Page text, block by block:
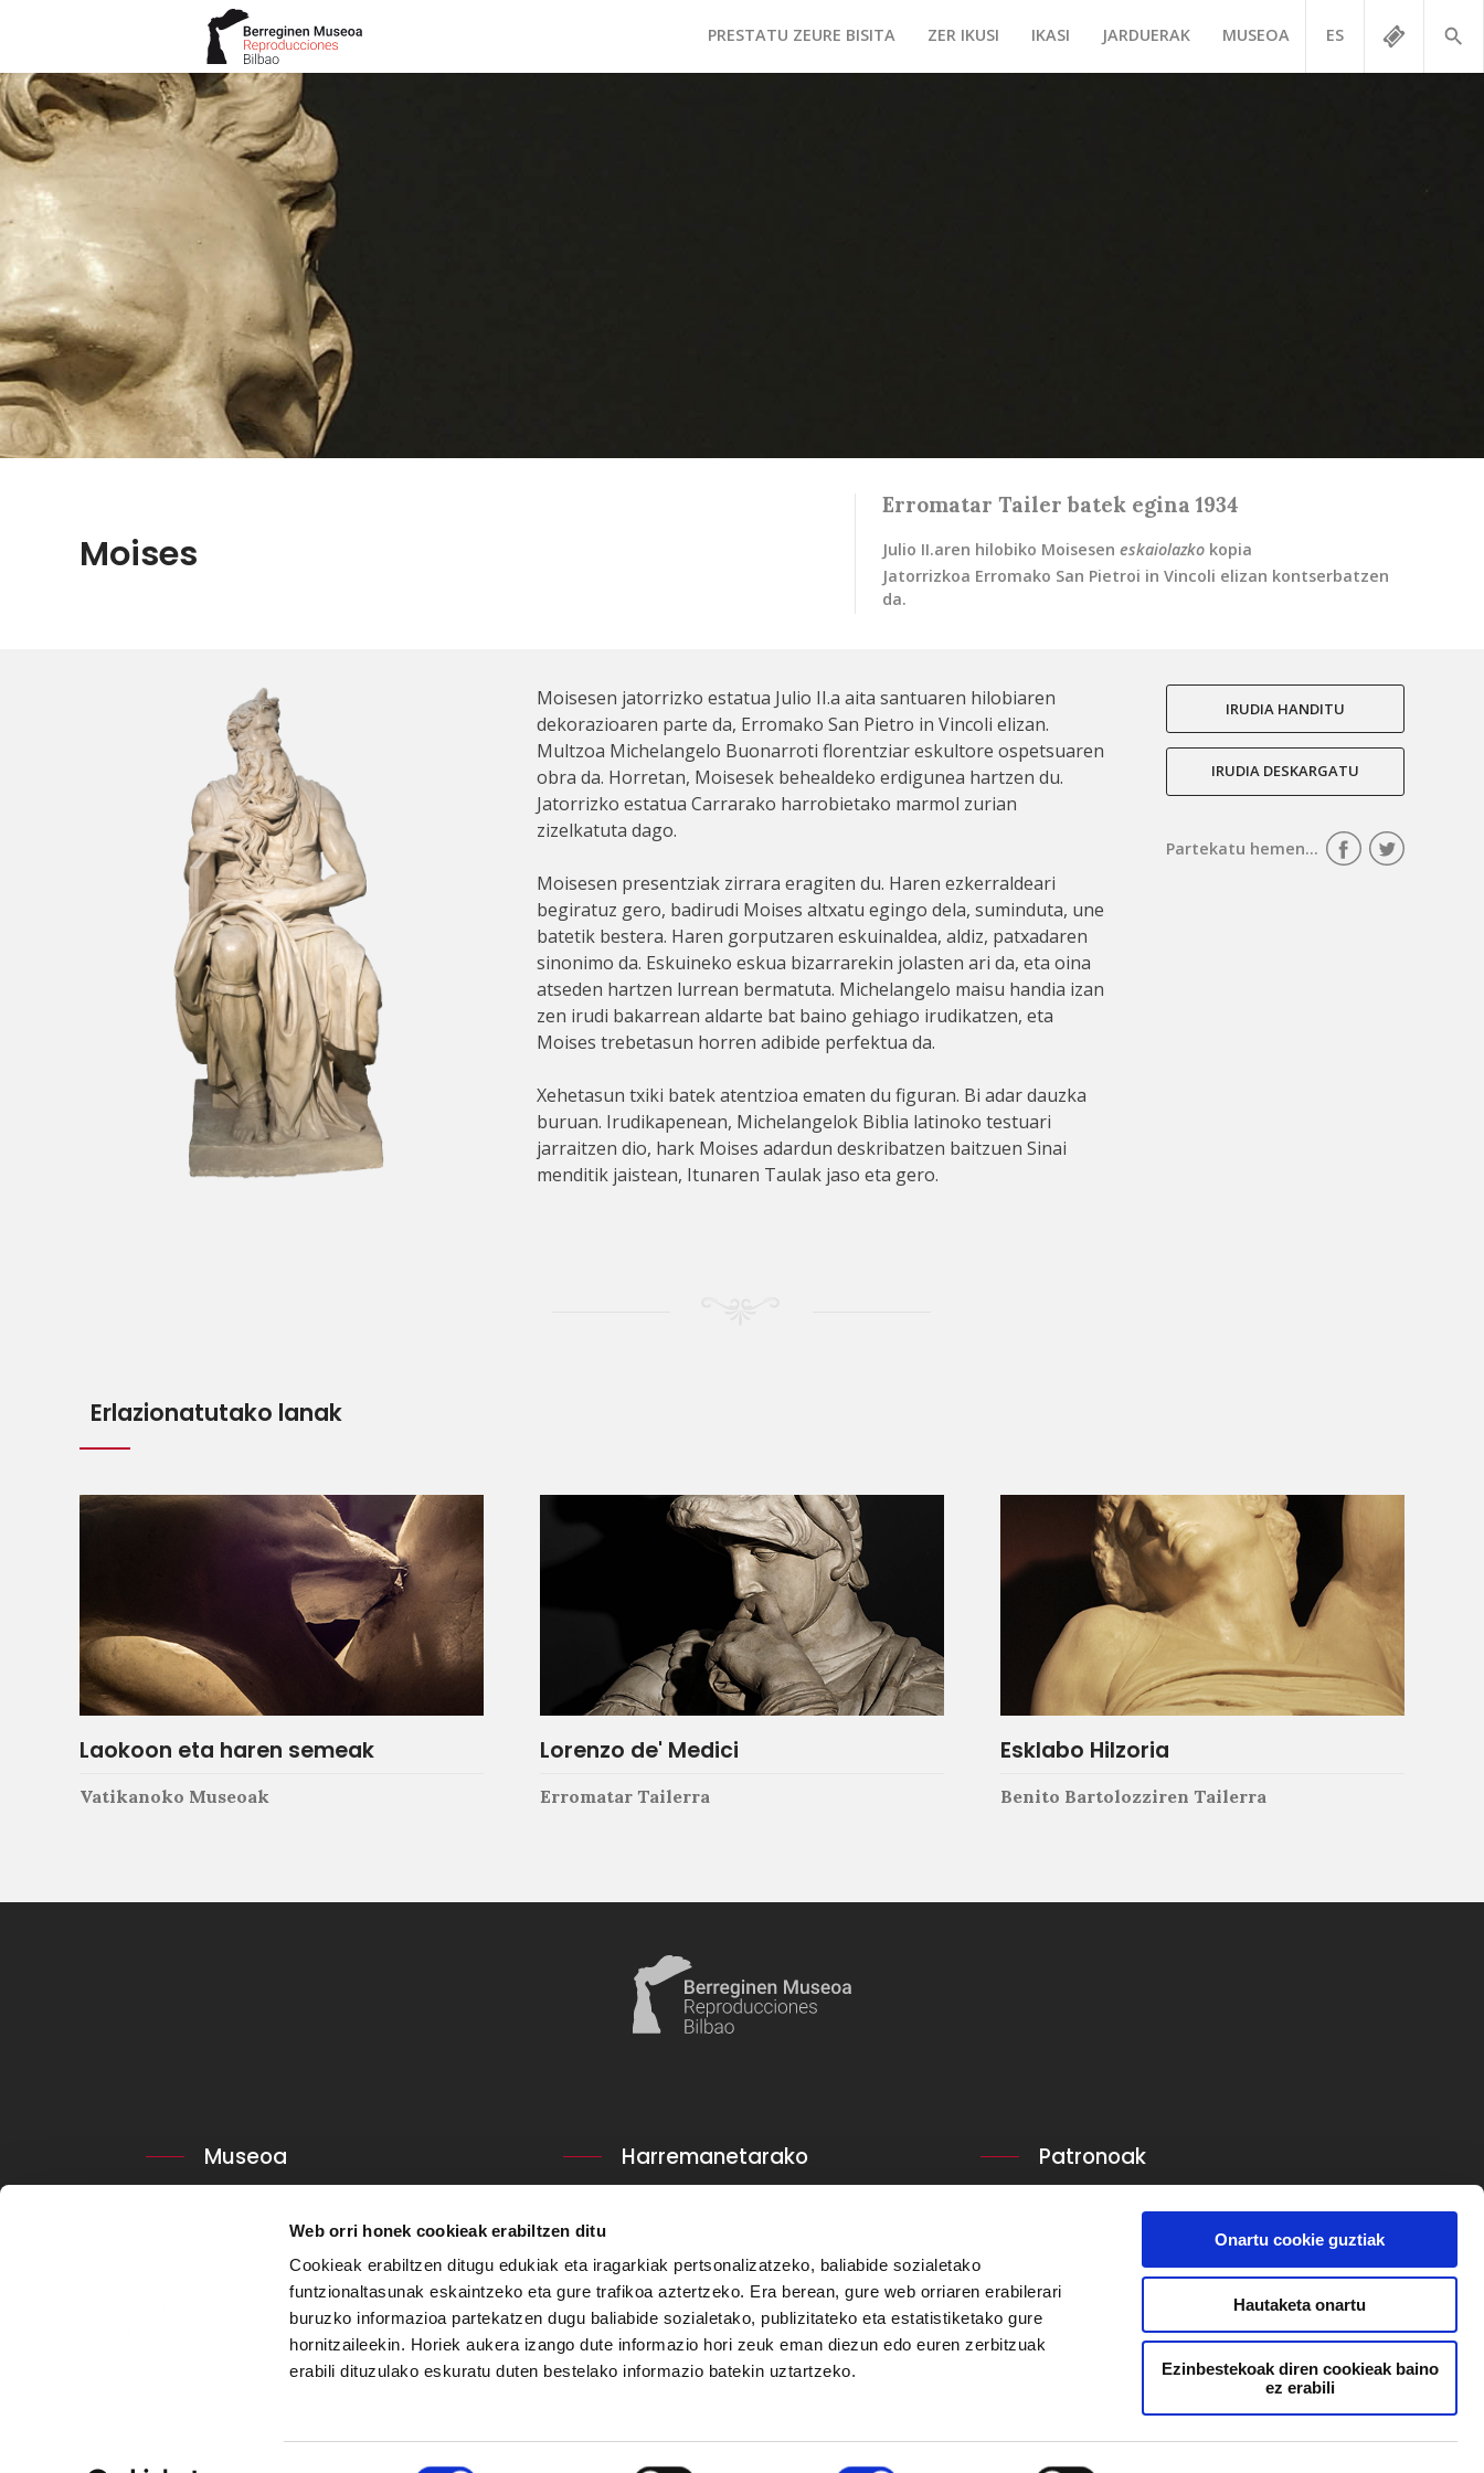
Web orri honek cookieak erabiltzen ditu
Cookieak erabiltzen ditugu edukiak eta iragarkiak pertsonalizatzeko, baliabide sozialetako
funtzionaltasunak eskaintzeko eta gure trafikoa aztertzeko. Era berean, gure web orriaren erabilerari
buruzko informazioa partekatzen dugu baliabide sozialetako, publizitateko eta estatistiketako gure
hornitzaileekin. Horiek aukera izango dute informazio hori zeuk eman diezun edo euren zerbitzuak
erabili dituzulako eskuratu duten bestelako informazio batekin uztartzeko.
Onartu cookie guztiak
Hautaketa onartu
Ezinbestekoak diren cookieak baino
ez erabili
ES
PRESTATU ZEURE BISITA ZER IKUSI IKASI JARDUERAK MUSEOA
Moises
Erromatar Tailer batek egina 1934
Julio II.aren hilobiko Moiseseneskaiolazko kopia
Jatorrizkoa Erromako San Pietroi in Vincoli elizan kontserbatzen
da.
Moisesen jatorrizko estatua Julio II.a aita santuaren hilobiaren
dekorazioaren parte da, Erromako San Pietro in Vincoli elizan.
Multzoa Michelangelo Buonarroti florentziar eskultore ospetsuaren
obra da. Horretan, Moisesek behealdeko erdigunea hartzen du.
Jatorrizko estatua Carrarako harrobietako marmol zurian
zizelkatuta dago.
Moisesen presentziak zirrara eragiten du. Haren ezkerraldeari
begiratuz gero, badirudi Moises altxatu egingo dela, suminduta, une
batetik bestera. Haren gorputzaren eskuinaldea, aldiz, patxadaren
sinonimo da. Eskuineko eskua bizarrarekin jolasten ari da, eta oina
atseden hartzen lurrean bermatuta. Michelangelo maisu handia izan
zen irudi bakarrean aldarte bat baino gehiago irudikatzen, eta
Moises trebetasun horren adibide perfektua da.
Xehetasun txiki batek atentzioa ematen du figuran. Bi adar dauzka
buruan. Irudikapenean, Michelangelok Biblia latinoko testuari
jarraitzen dio, hark Moises adardun deskribatzen baitzuen Sinai
menditik jaistean, Itunaren Taulak jaso eta gero.
IRUDIA HANDITU
IRUDIA DESKARGATU
Partekatu hemen...
Erlazionatutako lanak
Laokoon eta haren semeak
Vatikanoko Museoak
Lorenzo de' Medici
Erromatar Tailerra
Esklabo Hilzoria
Benito Bartolozziren Tailerra
Museoa
Lege Oharra eta Pribatutasun Politika
Kontratatzailearen profila
Harremanetarako
48003. Bilbao.
+34 94 679 02 55
Bidaliguzu e-mail bat
Patronoak
Copyright © 2026. Bilboko Berreginen Museoa. Eskubide guztiak gordeta